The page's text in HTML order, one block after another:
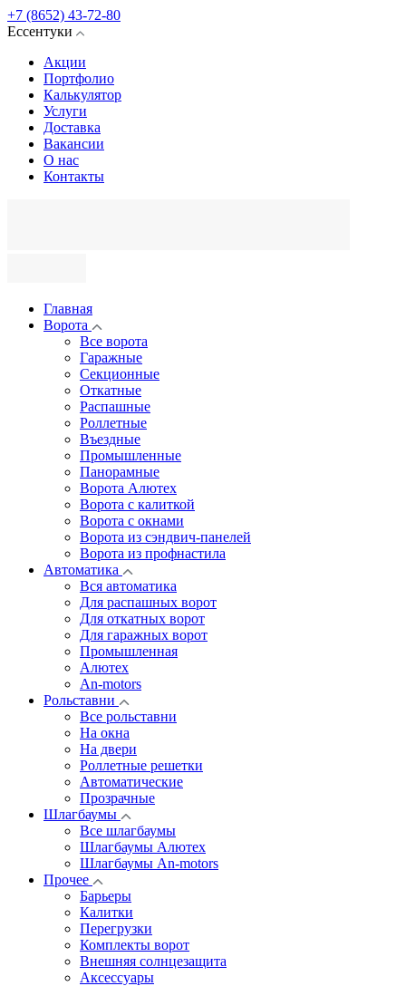
+7 (8652) 43-72-80
Ессентуки
Акции
Портфолио
Калькулятор
Услуги
Доставка
Вакансии
О нас
Контакты
Главная
Ворота
Все ворота
Гаражные
Секционные
Откатные
Распашные
Роллетные
Въездные
Промышленные
Панорамные
Ворота Алютех
Ворота с калиткой
Ворота c окнами
Ворота из сэндвич-панелей
Ворота из профнастила
Автоматика
Вся автоматика
Для распашных ворот
Для откатных ворот
Для гаражных ворот
Промышленная
Алютех
An-motors
Рольставни
Все рольставни
На окна
На двери
Роллетные решетки
Автоматические
Прозрачные
Шлагбаумы
Все шлагбаумы
Шлагбаумы Алютех
Шлагбаумы An-motors
Прочее
Барьеры
Калитки
Перегрузки
Комплекты ворот
Внешняя солнцезащита
Аксессуары